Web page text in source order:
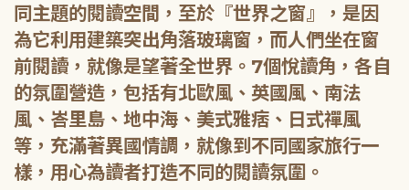
同主題的閱讀空間，至於『世界之窗』，是因
為它利用建築突出角落玻璃窗，而人們坐在窗
前閱讀，就像是望著全世界。7個悅讀角，各自
的氛圍營造，包括有北歐風、英國風、南法
風、峇里島、地中海、美式雅痞、日式禪風
等，充滿著異國情調，就像到不同國家旅行一
樣，用心為讀者打造不同的閱讀氛圍。